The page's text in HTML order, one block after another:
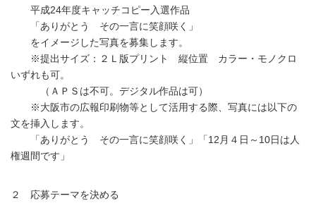
平成24年度キャッチコピー入選作品
「ありがとう その一言に笑顔咲く」
をイメージした写真を募集します。
※提出サイズ：２Ｌ版プリント 縦位置 カラー・モノクロ
いずれも可。
（ＡＰＳは不可。デジタル作品は可）
※大阪市の広報印刷物等として活用する際、写真には以下の
文を挿入します。
「ありがとう その一言に笑顔咲く」「12月４日～10日は人
権週間です」
２ 応募テーマを決める